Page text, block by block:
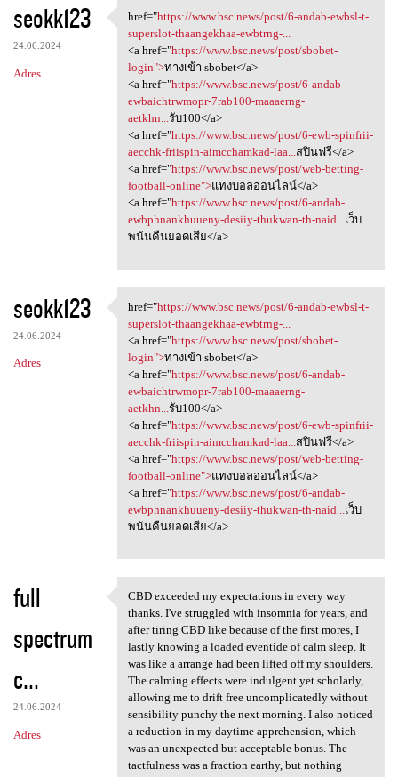
seokk123
24.06.2024
Adres
href="https://www.bsc.news
href="https://www.bsc.news/post/6-andab-ewbsl-t-
superslot-thaangekhaa-ewbtrng-...
<a href="https://www.bsc.news/post/sbobet-
login">ทางเข้า sbobet</a>
<a href="https://www.bsc.news/post/6-andab-
ewbaichtrwmopr-7rab100-maaaerng-
aetkhn...รับ100</a>
<a href="https://www.bsc.news/post/6-ewb-spinfrii-
aecchk-friispin-aimcchamkad-laa...สปินฟรี</a>
<a href="https://www.bsc.news/post/web-betting-
football-online">แทงบอลออนไลน์</a>
<a href="https://www.bsc.news/post/6-andab-
ewbphnankhuueny-desiiy-thukwan-th-naid...เว็บ
พนันคืนยอดเสีย</a>
seokk123
24.06.2024
Adres
href="https://www.bsc.news
href="https://www.bsc.news/post/6-andab-ewbsl-t-
superslot-thaangekhaa-ewbtrng-...
<a href="https://www.bsc.news/post/sbobet-
login">ทางเข้า sbobet</a>
<a href="https://www.bsc.news/post/6-andab-
ewbaichtrwmopr-7rab100-maaaerng-
aetkhn... รับ100</a>
<a href="https://www.bsc.news/post/6-ewb-spinfrii-
aecchk-friispin-aimcchamkad-laa... สปินฟรี</a>
<a href="https://www.bsc.news/post/web-betting-
football-online">แทงบอลออนไลน์</a>
<a href="https://www.bsc.news/post/6-andab-
ewbphnankhuueny-desiiy-thukwan-th-naid... เว็บ
พนันคืนยอดเสีย</a>
full
spectrum
c...
24.06.2024
Adres
CBD exceeded my expectations
CBD exceeded my expectations in every way
thanks. I've struggled with insomnia for years, and
after tiring CBD like because of the first mores, I
lastly knowing a loaded eventide of calm sleep. It
was like a arrange had been lifted off my shoulders.
The calming effects were indulgent yet scholarly,
allowing me to drift free uncomplicatedly without
sensibility punchy the next morning. I also noticed
a reduction in my daytime apprehension, which
was an unexpected but acceptable bonus. The
tactfulness was a fraction earthy, but nothing